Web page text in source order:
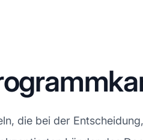
die bei der